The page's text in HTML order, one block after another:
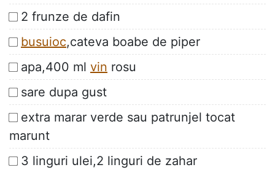
2 frunze de dafin
busuioc,cateva boabe de piper
apa,400 ml vin rosu
sare dupa gust
extra marar verde sau patrunjel tocat
marunt
3 linguri ulei,2 linguri de zahar